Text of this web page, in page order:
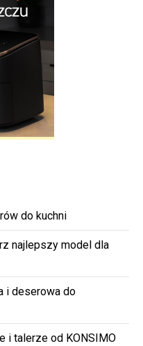
do kuchni
najlepszy model dla
i deserowa do
i talerze od KONSIMO